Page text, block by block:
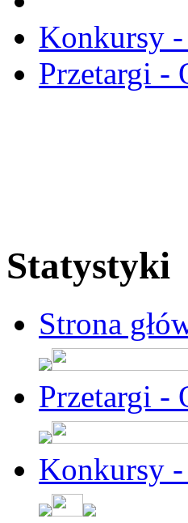
Konkursy
Przetargi -
Statystyki
Strona
Przetargi -
Konkursy